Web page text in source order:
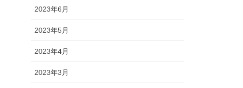
2023年6月
2023年5月
2023年4月
2023年3月